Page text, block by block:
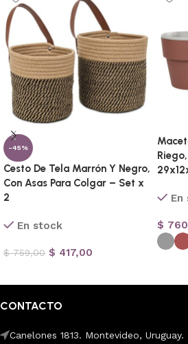
-45%
Cesto De Tela Marrón Y Negro,
Con Asas Para Colgar – Set x
2
En stock
$759,00 $ 417,00
En
$
CONTACTO
Canelones 1813. Montevideo, Uruguay.